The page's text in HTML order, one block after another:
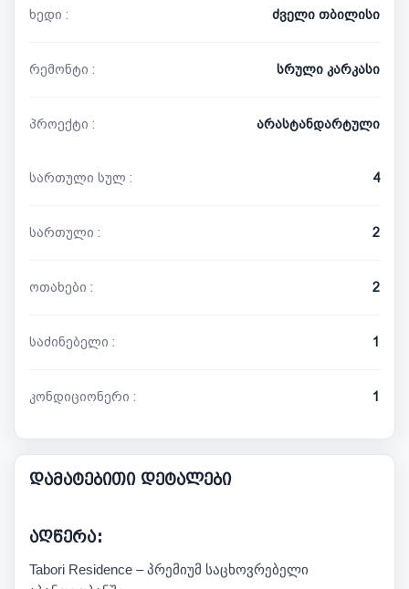
ხედი : ძველი თბილისი
რემონტი : სრული კარკასი
პროექტი : არასტანდარტული
სართული სულ : 4
სართული : 2
ოთახები : 2
საძინებელი : 1
კონდიციონერი : 1
დამატებითი დეტალები
აღწერა:
Tabori Residence – პრემიუმ საცხოვრებელი